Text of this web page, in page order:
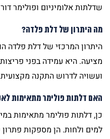
שדלתות אלומיניום ופולימר
מה היתרון של דלת פלדה?
היתרון המרכזי של דלת פלדה
מציעה. היא עמידה בפני
ועשויה לדרוש התקנה
האם דלתות פולימר מתאימות
כן, דלתות פולימר מתאימות
למים ולחות. הן מספקות פתרון